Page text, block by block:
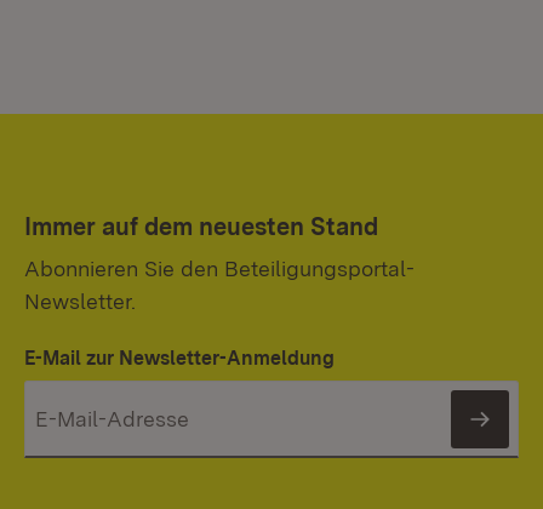
Immer auf dem neuesten Stand
Abonnieren Sie den Beteiligungsportal-
Newsletter.
E-Mail zur Newsletter-Anmeldung